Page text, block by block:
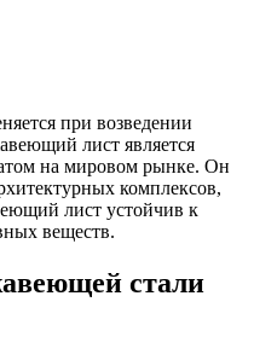
при возведении
лист является
на мировом рынке. Он
комплексов,
лист устойчив к
веществ.
стали